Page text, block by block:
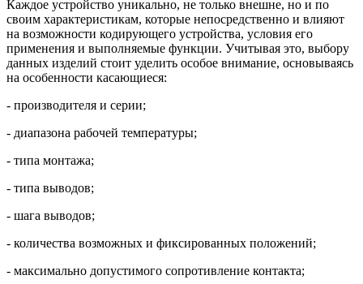
Каждое устройство уникально, не только внешне, но и по
своим характеристикам, которые непосредственно и влияют
на возможности кодирующего устройства, условия его
применения и выполняемые функции. Учитывая это, выбору
данных изделий стоит уделить особое внимание, основываясь
на особенности касающиеся:
- производителя и серии;
- диапазона рабочей температуры;
- типа монтажа;
- типа выводов;
- шага выводов;
- количества возможных и фиксированных положений;
- максимально допустимого сопротивление контакта;